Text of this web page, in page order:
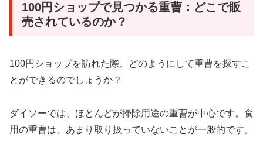
100円ショップで見つかる重曹：どこで販
売されているのか？
100円ショップを訪れた際、どのようにして重曹を探すこ
とができるのでしょうか？
ダイソーでは、ほとんどが掃除用途の重曹が中心です。食
用の重曹は、あまり取り扱っていないことが一般的です。